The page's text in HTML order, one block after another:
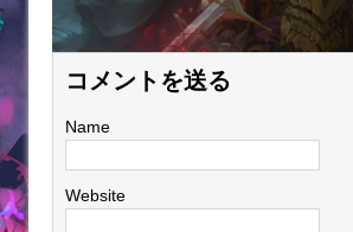
コメントを送る
Name
Website